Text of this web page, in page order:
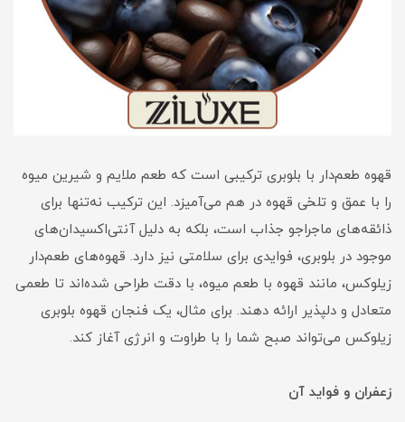
قهوه طعم‌دار با بلوبری ترکیبی است که طعم ملایم و شیرین میوه
را با عمق و تلخی قهوه در هم می‌آمیزد. این ترکیب نه‌تنها برای
ذائقه‌های ماجراجو جذاب است، بلکه به دلیل آنتی‌اکسیدان‌های
موجود در بلوبری، فوایدی برای سلامتی نیز دارد. قهوه‌های طعم‌دار
زیلوکس، مانند قهوه با طعم میوه، با دقت طراحی شده‌اند تا طعمی
متعادل و دلپذیر ارائه دهند. برای مثال، یک فنجان قهوه بلوبری
زیلوکس می‌تواند صبح شما را با طراوت و انرژی آغاز کند.
زعفران و فواید آن